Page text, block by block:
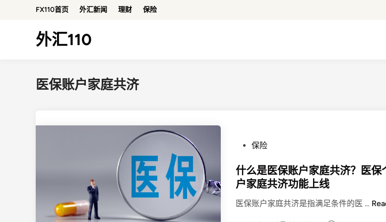
FX110首页 外汇新闻 理财 保险
外汇110
医保账户家庭共济
s
t
d
保险
什么是医保账户家庭共济？医保
户家庭共济功能上线
医保账户家庭共济是指满足条件的医 … 什